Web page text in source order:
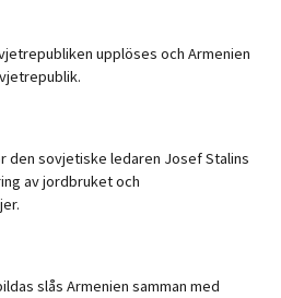
upplöses och Armenien
den sovjetiske ledaren Josef Stalins
av jordbruket och
slås Armenien samman med